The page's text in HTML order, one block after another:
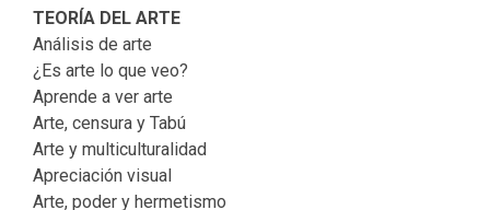
TEORÍA DEL ARTE
Análisis de arte
¿Es arte lo que veo?
Aprende a ver arte
Arte, censura y Tabú
Arte y multiculturalidad
Apreciación visual
Arte, poder y hermetismo